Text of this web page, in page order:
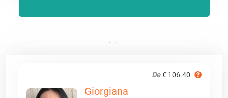
De € 106.40
Giorgiana